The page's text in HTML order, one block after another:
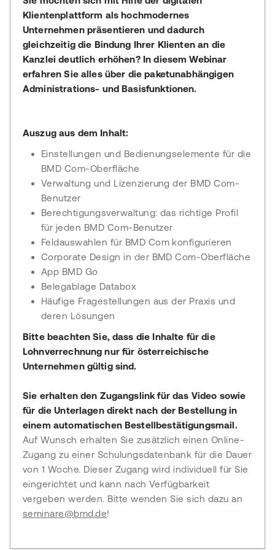
Klientenplattform als hochmodernes
Unternehmen präsentieren und dadurch
gleichzeitig die Bindung Ihrer Klienten an die
Kanzlei deutlich erhöhen? In diesem Webinar
erfahren Sie alles über die paketunabhängigen
Administrations- und Basisfunktionen.
Auszug aus dem Inhalt:
Einstellungen und Bedienungselemente für die
BMD Com-Oberfläche
Verwaltung und Lizenzierung der BMD Com-
Benutzer
Berechtigungsverwaltung: das richtige Profil
für jeden BMD Com-Benutzer
Feldauswahlen für BMD Com konfigurieren
Corporate Design in der BMD Com-Oberfläche
App BMD Go
Belegablage Databox
Häufige Fragestellungen aus der Praxis und
deren Lösungen
Bitte beachten Sie, dass die Inhalte für die
Lohnverrechnung nur für österreichische
Unternehmen gültig sind.
Sie erhalten den Zugangslink für das Video sowie
für die Unterlagen direkt nach der Bestellung in
einem automatischen Bestellbestätigungsmail.
Auf Wunsch erhalten Sie zusätzlich einen Online-
Zugang zu einer Schulungsdatenbank für die Dauer
von 1 Woche. Dieser Zugang wird individuell für Sie
eingerichtet und kann nach Verfügbarkeit
vergeben werden. Bitte wenden Sie sich dazu an
seminare@bmd.de!